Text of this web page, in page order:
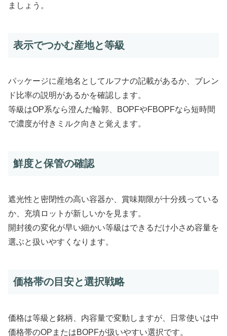
ましょう。
表示でつかむ産地と等級
パッケージに産地名としてルフナの記載があるか、ブレン
ド比率の説明があるかを確認します。
等級はOP系なら澄んだ輪郭、BOPFやFBOPFなら短時間
で濃度が付きミルク向きと覚えます。
鮮度と保管の確認
遮光性と密閉性の高い容器か、賞味期限が十分残っている
か、充填ロットが新しいかを見ます。
開封後の変化が早い細かい等級はできるだけ小さめ容量を
選ぶと扱いやすくなります。
価格帯の目安と選択戦略
価格は等級と銘柄、内容量で変動しますが、日常使いは中
価格帯のOPまたはBOPFが扱いやすい選択です。